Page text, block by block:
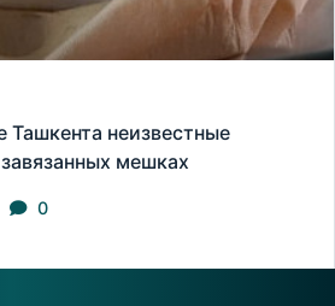
неизвестные
мешках
0